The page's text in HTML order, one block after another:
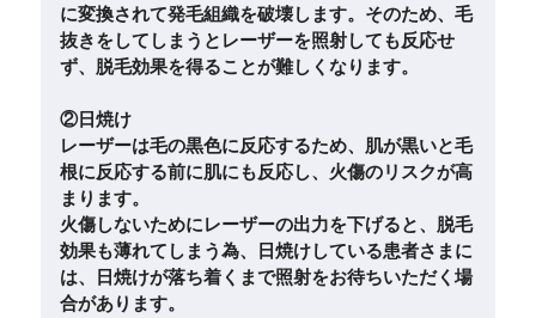
に変換されて発毛組織を破壊します。そのため、毛
抜きをしてしまうとレーザーを照射しても反応せ
ず、脱毛効果を得ることが難しくなります。
②日焼け
レーザーは毛の黒色に反応するため、肌が黒いと毛
根に反応する前に肌にも反応し、火傷のリスクが高
まります。
火傷しないためにレーザーの出力を下げると、脱毛
効果も薄れてしまう為、日焼けしている患者さまに
は、日焼けが落ち着くまで照射をお待ちいただく場
合があります。